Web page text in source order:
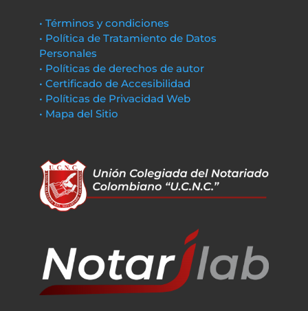
• Términos y condiciones
• Política de Tratamiento de Datos
Personales
• Políticas de derechos de autor
• Certificado de Accesibilidad
• Políticas de Privacidad Web
• Mapa del Sitio